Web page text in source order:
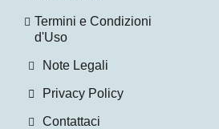
Termini e Condizioni
d'Uso
Note Legali
Privacy Policy
Contattaci